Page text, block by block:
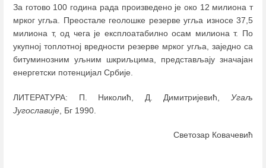
За готово 100 година рада произведено је око 12 милиона т
мрког угља. Преостале геолошке резерве угља износе 37,5
милиона т, од чега је експлоатабилно осам милиона т. По
укупној топлотној вредности резерве мрког угља, заједно са
битуминозним уљним шкриљцима, представљају значајан
енергетски потенцијал Србије.
ЛИТЕРАТУРА: П. Николић, Д. Димитријевић, Угаљ
Југославије , Бг 1990.
Светозар Ковачевић